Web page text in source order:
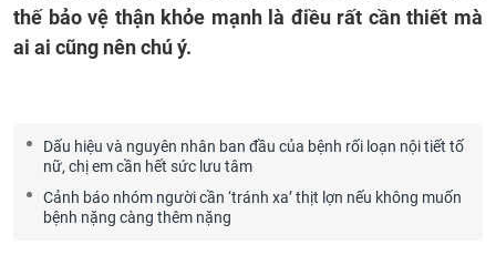
thế bảo vệ thận khỏe mạnh là điều rất cần thiết mà
ai ai cũng nên chú ý.
Dấu hiệu và nguyên nhân ban đầu của bệnh rối loạn nội tiết tố
nữ, chị em cần hết sức lưu tâm
Cảnh báo nhóm người cần ‘tránh xa’ thịt lợn nếu không muốn
bệnh nặng càng thêm nặng